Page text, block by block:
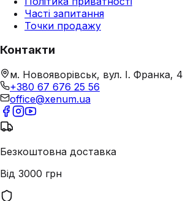
Часті запитання
Точки продажу
Контакти
м. Новояворівськ, вул. І. Франка, 4
+380 67 676 25 56
office@xenum.ua
Безкоштовна доставка
Від 3000 грн